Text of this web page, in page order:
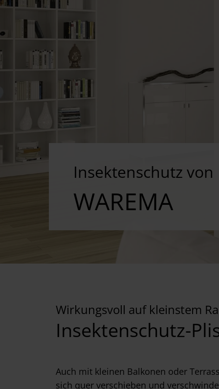
Insektenschutz von
WAREMA
Wirkungsvoll auf kleinstem
Insektenschutz-
Auch mit kleinen Balkonen oder
sich quer verschieben und